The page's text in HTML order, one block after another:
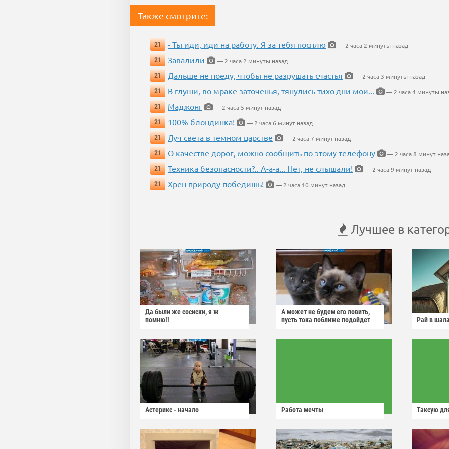
Также смотрите:
21 - Ты иди, иди на работу. Я за тебя посплю
— 2 часа 2 минуты назад
21
Завалили
— 2 часа 2 минуты назад
21
Дальше не поеду, чтобы не разрушать счастья
— 2 часа 3 минуты назад
21
В глуши, во мраке заточенья, тянулись тихо дни мои...
— 2 часа 4 минуты
21
Маджонг
— 2 часа 5 минут назад
21
100% блондинка!
— 2 часа 6 минут назад
21
Луч света в темном царстве
— 2 часа 7 минут назад
21
О качестве дорог, можно сообщить по этому телефону
— 2 часа 8 минут
21
Техника безопасности?.. А-а-а... Нет, не слышали!
— 2 часа 9 минут назад
21
Хрен природу победишь! — 2 часа 10 минут назад
Лучшее в
Да были же сосиски, я ж
помню!!
А может не будем его ловить,
пусть тока поближе подойдет
Рай в
Астерикс - начало Работа мечты Таксую